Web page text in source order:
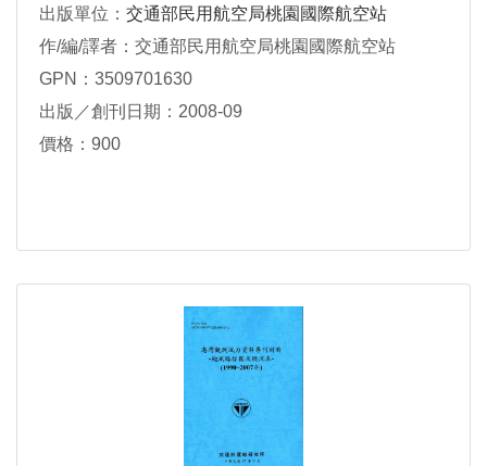
出版單位： 交通部民用航空局桃園國際航空站
作/編/譯者：交通部民用航空局桃園國際航空站
GPN：3509701630
出版／創刊日期：2008-09
價格：900